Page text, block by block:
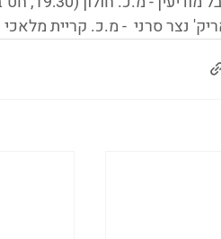
סרני  - מ.כ. קריית מלאכי (20:30, קיבוץ נצר